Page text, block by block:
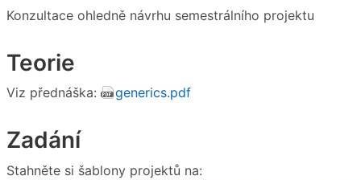
Konzultace ohledně návrhu semestrálního projektu
Teorie
Viz přednáška: generics.pdf
Zadání
Stahněte si šablony projektů na: